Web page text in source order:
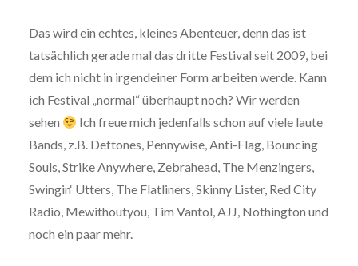
Das wird ein echtes, kleines Abenteuer, denn das ist
tatsächlich gerade mal das dritte Festival seit 2009, bei
dem ich nicht in irgendeiner Form arbeiten werde. Kann
ich Festival „normal“ überhaupt noch? Wir werden
sehen
Ich freue mich jedenfalls schon auf viele laute
Bands, z.B. Deftones, Pennywise, Anti-Flag, Bouncing
Souls, Strike Anywhere, Zebrahead, The Menzingers,
Swingin‘ Utters, The Flatliners, Skinny Lister, Red City
Radio, Mewithoutyou, Tim Vantol, AJJ, Nothington und
noch ein paar mehr.